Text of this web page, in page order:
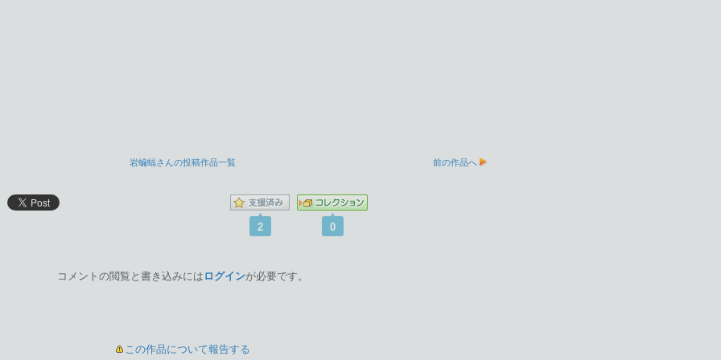
岩蝙蝠さんの投稿作品一覧 前の作品へ
2 0
コメントの閲覧と書き込みには ログインが必要です。
この作品について報告する